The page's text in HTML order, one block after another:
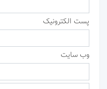
پست الکترونیک
وب سایت